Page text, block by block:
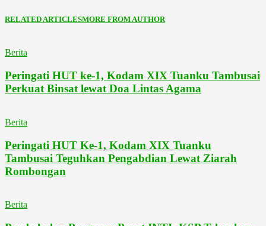
RELATED ARTICLESMORE FROM AUTHOR
Berita
Peringati HUT ke-1, Kodam XIX Tuanku Tambusai
Perkuat Binsat lewat Doa Lintas Agama
Berita
Peringati HUT Ke-1, Kodam XIX Tuanku
Tambusai Teguhkan Pengabdian Lewat Ziarah
Rombongan
Berita